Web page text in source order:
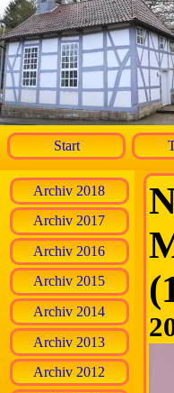
Start
Archiv 2018
Archiv 2017
Archiv 2016
Archiv 2015
Archiv 2014
Archiv 2013
Archiv 2012